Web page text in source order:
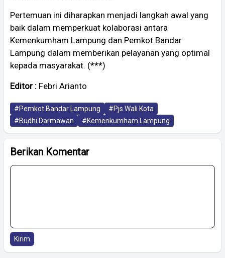
Pertemuan ini diharapkan menjadi langkah awal yang
baik dalam memperkuat kolaborasi antara
Kemenkumham Lampung dan Pemkot Bandar
Lampung dalam memberikan pelayanan yang optimal
kepada masyarakat. (***)
Editor : Febri Arianto
#Pemkot Bandar Lampung
#Pjs Wali Kota
#Budhi Darmawan
#Kemenkumham Lampung
Berikan Komentar
Kirim